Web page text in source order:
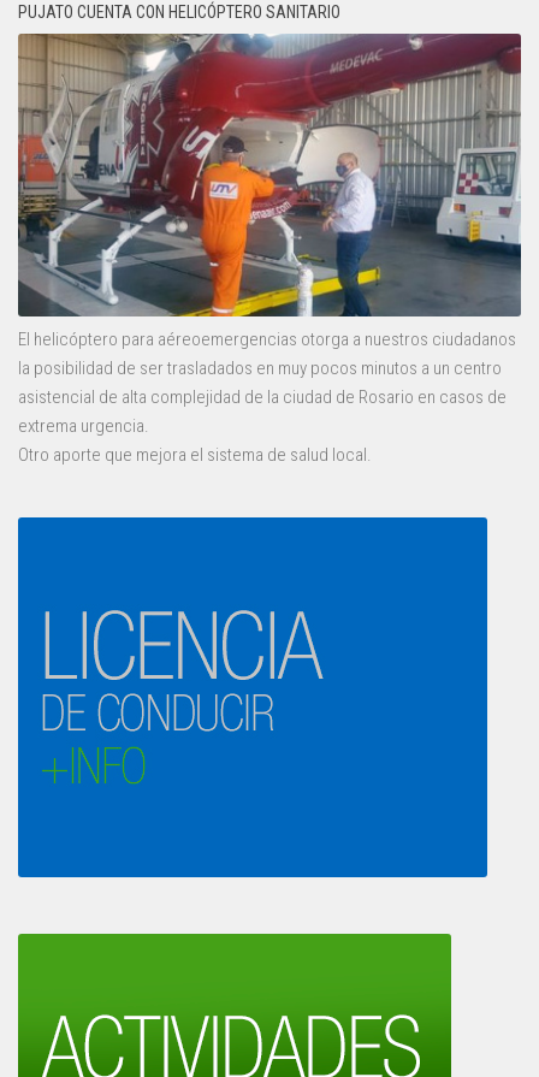
PUJATO CUENTA CON HELICÓPTERO SANITARIO
El helicóptero para aéreoemergencias otorga a nuestros ciudadanos
la posibilidad de ser trasladados en muy pocos minutos a un centro
asistencial de alta complejidad de la ciudad de Rosario en casos de
extrema urgencia.
Otro aporte que mejora el sistema de salud local.